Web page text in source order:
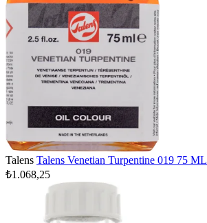
Talens Talens Venetian Turpentine 019 75 ML
₺1.068,25